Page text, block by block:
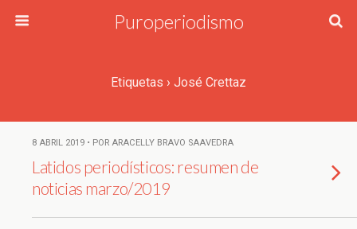
Puroperiodismo
Etiquetas › José Crettaz
8 ABRIL 2019 • POR ARACELLY BRAVO SAAVEDRA
Latidos periodísticos: resumen de
noticias marzo/2019